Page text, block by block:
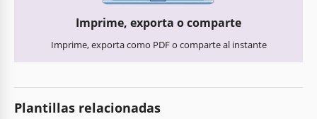
Imprime, exporta o comparte
Imprime, exporta como PDF o comparte al instante
Plantillas relacionadas